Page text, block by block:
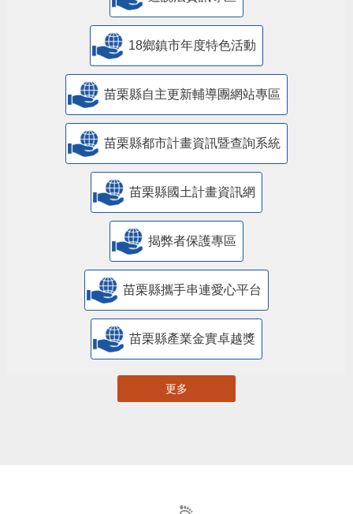
18鄉鎮市年度特色活動
苗栗縣自主更新輔導團網站專區
苗栗縣都市計畫資訊暨查詢系統
苗栗縣國土計畫資訊網
揭弊者保護專區
苗栗縣攜手串連愛心平台
苗栗縣產業金實卓越獎
更多